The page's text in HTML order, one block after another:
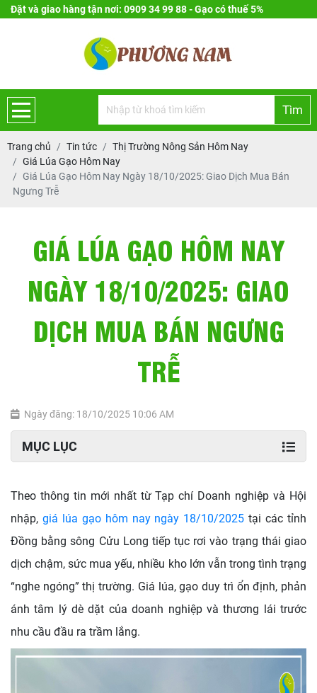
Đặt và giao hàng tận nơi: 0909 34 99 88 - Gạo có thuế 5%
Tìm
Trang chủ Tin tức
Thị Trường Nông Sản Hôm Nay
Giá Lúa Gạo Hôm Nay
Giá Lúa Gạo Hôm Nay Ngày 18/10/2025: Giao Dịch Mua Bán
Ngưng Trễ
GIÁ LÚA GẠO HÔM NAY
NGÀY 18/10/2025: GIAO
DỊCH MUA BÁN NGƯNG
TRỄ
Ngày đăng: 18/10/2025 10:06 AM
MỤC LỤC
Theo thông tin mới nhất từ Tạp chí Doanh nghiệp và Hội
nhập, giá lúa gạo hôm nay ngày 18/10/2025 tại các tỉnh
Đồng bằng sông Cửu Long tiếp tục rơi vào trạng thái giao
dịch chậm, sức mua yếu, nhiều kho lớn vẫn trong tình trạng
“nghe ngóng” thị trường. Giá lúa, gạo duy trì ổn định, phản
ánh tâm lý dè dặt của doanh nghiệp và thương lái trước
nhu cầu đầu ra trầm lắng.